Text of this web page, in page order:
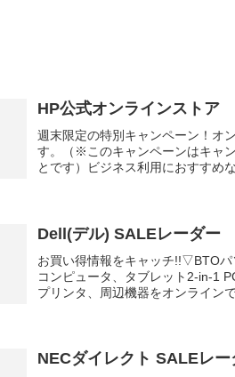
HP公式オンラインストア
週末限定の特別キャンペーン！オ
す。（※このキャンペーンはキャ
とです）ビジネス利用におすすめ
Dell(デル) SALEレーダー
お買い得情報をキャッチ!!▽BTO
コンピュータ、タブレット2-in-1
プリンタ、周辺機器をオンライン
NECダイレクト SALEレー